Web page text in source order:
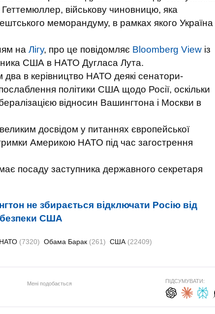
військову чиновницю, яка
меморандуму, в рамках якого Україна
на Лігу, про це повідомляє Bloomberg View із
США в НАТО Дугласа Лута.
в керівництво НАТО деякі сенатори-
політики США щодо Росії, оскільки
відносин Вашингтона і Москви в
досвідом у питаннях європейської
Америкою НАТО під час загострення
посаду заступника державного секретаря
не збирається відключати Росію від
США
НАТО (7320) Обама Барак (261) США (22409)
Мені подобається ПІДСУМУВАТИ: